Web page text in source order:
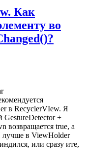
Как
во
в ReсyclerVIew. Я
GestureDetector +
возвращается true, а
лучше в ViewHolder
или сразу ите,